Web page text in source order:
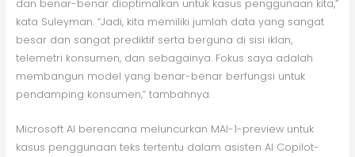
dan benar-benar dioptimalkan untuk kasus penggunaan kita,”
kata Suleyman. “Jadi, kita memiliki jumlah data yang sangat
besar dan sangat prediktif serta berguna di sisi iklan,
telemetri konsumen, dan sebagainya. Fokus saya adalah
membangun model yang benar-benar berfungsi untuk
pendamping konsumen,” tambahnya.
Microsoft AI berencana meluncurkan MAI-1-preview untuk
kasus penggunaan teks tertentu dalam asisten AI Copilot-